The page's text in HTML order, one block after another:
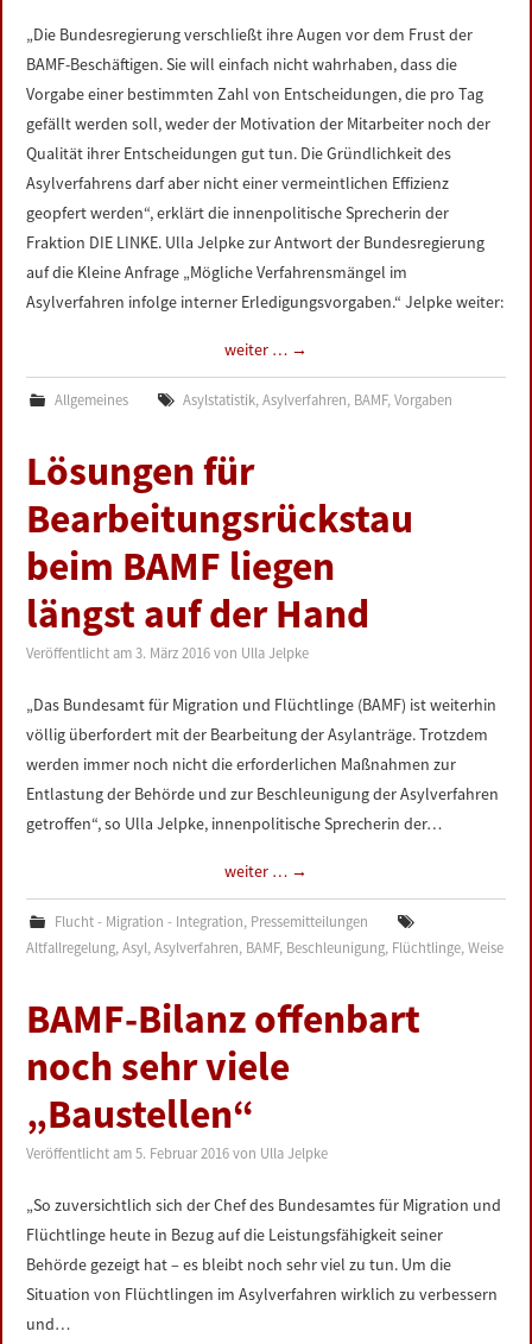
„Die Bundesregierung verschließt ihre Augen vor dem Frust der
BAMF-Beschäftigen. Sie will einfach nicht wahrhaben, dass die
Vorgabe einer bestimmten Zahl von Entscheidungen, die pro Tag
gefällt werden soll, weder der Motivation der Mitarbeiter noch der
Qualität ihrer Entscheidungen gut tun. Die Gründlichkeit des
Asylverfahrens darf aber nicht einer vermeintlichen Effizienz
geopfert werden“, erklärt die innenpolitische Sprecherin der
Fraktion DIE LINKE. Ulla Jelpke zur Antwort der Bundesregierung
auf die Kleine Anfrage „Mögliche Verfahrensmängel im
Asylverfahren infolge interner Erledigungsvorgaben.“ Jelpke weiter:
weiter … →
Allgemeines Asylstatistik, Asylverfahren, BAMF, Vorgaben
Lösungen für
Bearbeitungsrückstau
beim BAMF liegen
längst auf der Hand
Veröffentlicht am3. März 2016 von Ulla Jelpke
„Das Bundesamt für Migration und Flüchtlinge (BAMF) ist weiterhin
völlig überfordert mit der Bearbeitung der Asylanträge. Trotzdem
werden immer noch nicht die erforderlichen Maßnahmen zur
Entlastung der Behörde und zur Beschleunigung der Asylverfahren
getroffen“, so Ulla Jelpke, innenpolitische Sprecherin der…
weiter … →
Flucht - Migration - Integration, Pressemitteilungen
Altfallregelung,Asyl,Asylverfahren, BAMF, Beschleunigung, Flüchtlinge,Weise
BAMF-Bilanz offenbart
noch sehr viele
„Baustellen“
Veröffentlicht am5. Februar 2016 von Ulla Jelpke
„So zuversichtlich sich der Chef des Bundesamtes für Migration und
Flüchtlinge heute in Bezug auf die Leistungsfähigkeit seiner
Behörde gezeigt hat – es bleibt noch sehr viel zu tun. Um die
Situation von Flüchtlingen im Asylverfahren wirklich zu verbessern
und…